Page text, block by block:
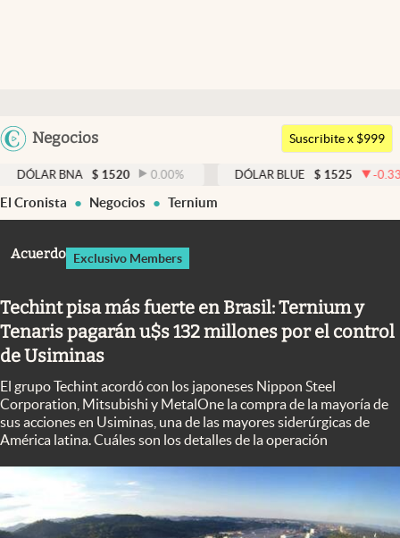
Argentina
Negocios
Members
Economía y Política
Finanzas y Mercados
Columnistas
Otras secciones
Infotechnology
Clase
Mundial 2026
Suscribite x $999
$ 1520 0.00% DÓLAR BLUE $ 1525 -0.33%
El Cronista Negocios Ternium
Acuerdo Exclusivo Members
Techint pisa más fuerte en Brasil: Ternium y
Tenaris pagarán u$s 132 millones por el control
de Usiminas
El grupo Techint acordó con los japoneses Nippon Steel
Corporation, Mitsubishi y MetalOne la compra de la mayoría de
sus acciones en Usiminas, una de las mayores siderúrgicas de
América latina. Cuáles son los detalles de la operación